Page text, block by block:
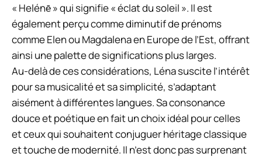
« Helénē » qui signifie « éclat du soleil ». Il est
également perçu comme diminutif de prénoms
comme Elen ou Magdalena en Europe de l’Est, offrant
ainsi une palette de significations plus larges.
Au-delà de ces considérations, Léna suscite l’intérêt
pour sa musicalité et sa simplicité, s’adaptant
aisément à différentes langues. Sa consonance
douce et poétique en fait un choix idéal pour celles
et ceux qui souhaitent conjuguer héritage classique
et touche de modernité. Il n’est donc pas surprenant